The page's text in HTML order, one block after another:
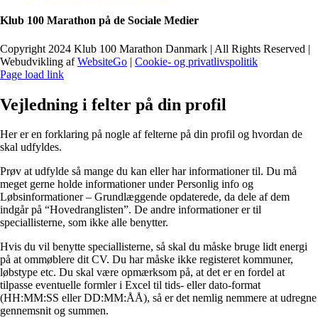
Klub 100 Marathon på de Sociale Medier
Copyright 2024 Klub 100 Marathon Danmark | All Rights Reserved |
Webudvikling afWebsiteGo | Cookie- og privatlivspolitik
Page load link
Vejledning i felter på din profil
Her er en forklaring på nogle af felterne på din profil og hvordan de
skal udfyldes.
Prøv at udfylde så mange du kan eller har informationer til. Du må
meget gerne holde informationer under Personlig info og
Løbsinformationer – Grundlæggende opdaterede, da dele af dem
indgår på “Hovedranglisten”. De andre informationer er til
speciallisterne, som ikke alle benytter.
Hvis du vil benytte speciallisterne, så skal du måske bruge lidt energi
på at ommøblere dit CV. Du har måske ikke registeret kommuner,
løbstype etc. Du skal være opmærksom på, at det er en fordel at
tilpasse eventuelle formler i Excel til tids- eller dato-format
(HH:MM:SS eller DD:MM:ÅÅ), så er det nemlig nemmere at udregne
gennemsnit og summen.